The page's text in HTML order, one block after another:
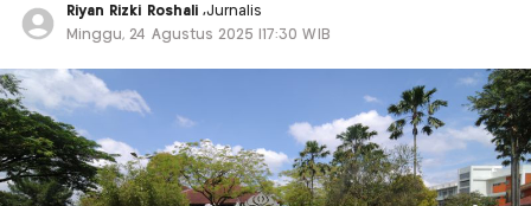
Riyan Rizki Roshali ,Jurnalis
Minggu, 24 Agustus 2025 |17:30 WIB